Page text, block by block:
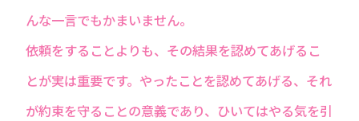
んな一言でもかまいません。
依頼をすることよりも、その結果を認めてあげるこ
とが実は重要です。やったことを認めてあげる、それ
が約束を守ることの意義であり、ひいてはやる気を引